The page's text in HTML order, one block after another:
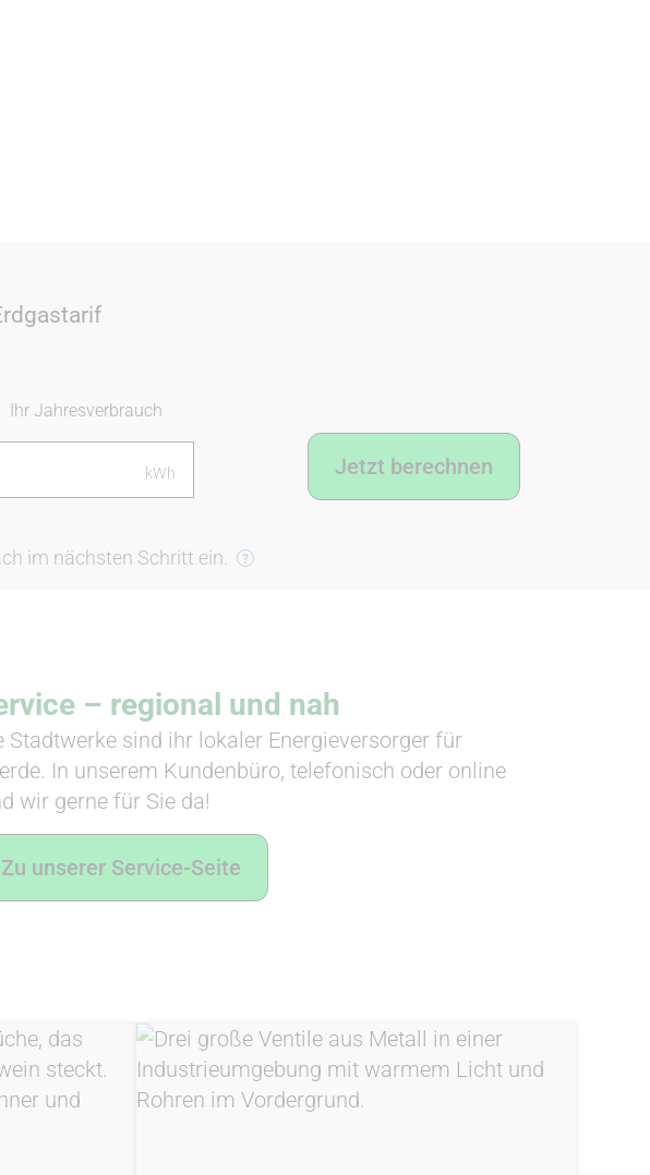
Ihr Jahresverbrauch
kWh
im nächsten Schritt ein.
– regional und nah
Stadtwerke sind ihr lokaler Energieversorger für
In unserem Kundenbüro, telefonisch oder online
wir gerne für Sie da!
Zu unserer Service-Seite